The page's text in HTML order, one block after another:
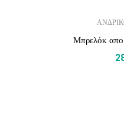
Μπρελόκ απο